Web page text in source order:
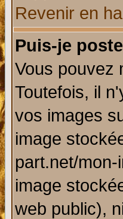
Revenir en
Puis-je
Vous pouvez
Toutefois, il
vos images
image
part.net/
image
web public),